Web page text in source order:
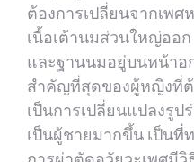
ต้องการเปลี่ยนจากเพ
เนื้อเต้านมส่วนใหญ่ออ
และฐานนมอยู่บนหน้าอ
สำคัญที่สุดของผู้หญิงที่ต้
เป็นการเปลี่ยนแปลงรู
เป็นผู้ชายมากขึ้น เป็นที่